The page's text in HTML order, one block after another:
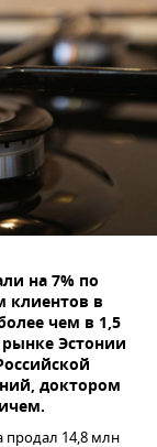
на 7% по
клиентов в
чем в 1,5
Эстонии
доктором
продал 14,8 млн